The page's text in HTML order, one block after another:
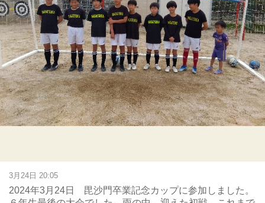
3月24日 20:05
2024年3月24日 毘沙門卒業記念カップに参加しました。